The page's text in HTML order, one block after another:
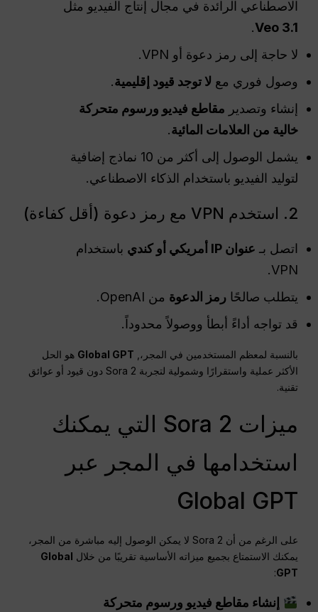
الاصطناعي الرائدة في مجال إنتاج الفيديو مثل
Veo 3.1
.
لا حاجة إلى رمز دعوة أو VPN.
وصول فوري مع لا توجد قيود إقليمية.
إنشاء وتصدير مقاطع فيديو ورسوم متحركة
خالية من العلامات المائية.
يشمل الوصول إلى أكثر من 10 نماذج إضافية
لتوليد الفيديو باستخدام الذكاء الاصطناعي.
2. استخدم VPN مع رمز دعوة (أقل كفاءة)
اتصل بـ عنوان IP أمريكي أو كندي
باستخدام
VPN.
يتطلب صالحًارمز الدعوة من OpenAI.
قد تواجه أداءً أبطأ ووصولاً محدوداً.
بالنسبة لمعظم المستخدمين في المجر،, Global GPT هو الحل
الأكثر عملية واستقرارًا وشمولية لتجربة Sora 2 دون قيود أو عوائق
تقنية.
ميزات Sora 2 التي يمكنك
استخدامها في المجر عبر
Global GPT
على الرغم من أن Sora 2 لا يمكن الوصول إليه مباشرة من المجر،
يمكنك الاستمتاع بجميع ميزاته الأساسية تقريبًا من خلال Global
GPT
:
إنشاء مقاطع فيديو ورسوم متحركة